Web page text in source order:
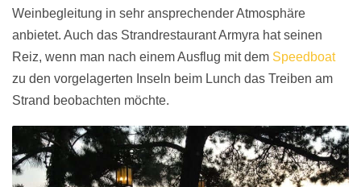
Weinbegleitung in sehr ansprechender Atmosphäre
anbietet. Auch das Strandrestaurant Armyra hat seinen
Reiz, wenn man nach einem Ausflug mit dem Speedboat
zu den vorgelagerten Inseln beim Lunch das Treiben am
Strand beobachten möchte.